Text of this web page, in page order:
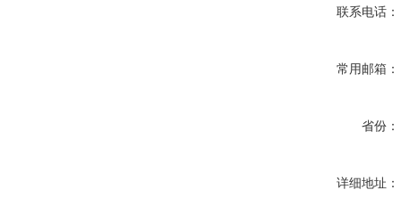
联系电话：
常用邮箱：
省份：
详细地址：